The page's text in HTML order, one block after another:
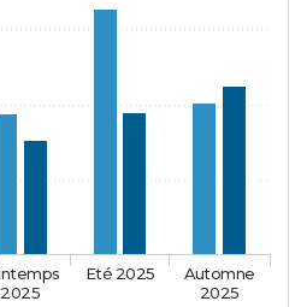
2025
Eté 2025
Automne
2025